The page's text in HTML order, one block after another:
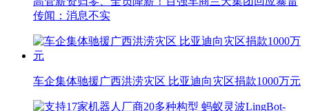
传闻：消息不实
车企集体驰援广西洪涝灾区 比亚迪向灾区捐款1000万元